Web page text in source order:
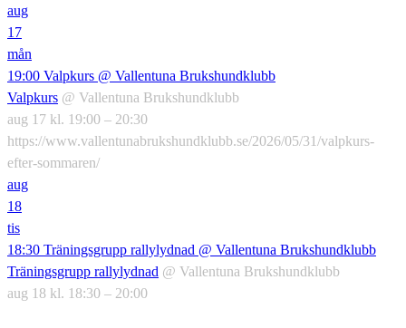
aug
17
mån
19:00 Valpkurs @ Vallentuna Brukshundklubb
Valpkurs @ Vallentuna Brukshundklubb
aug 17 kl. 19:00 – 20:30
https://www.vallentunabrukshundklubb.se/2026/05/31/valpkurs-
efter-sommaren/
aug
18
tis
18:30 Träningsgrupp rallylydnad @ Vallentuna Brukshundklubb
Träningsgrupp rallylydnad @ Vallentuna Brukshundklubb
aug 18 kl. 18:30 – 20:00